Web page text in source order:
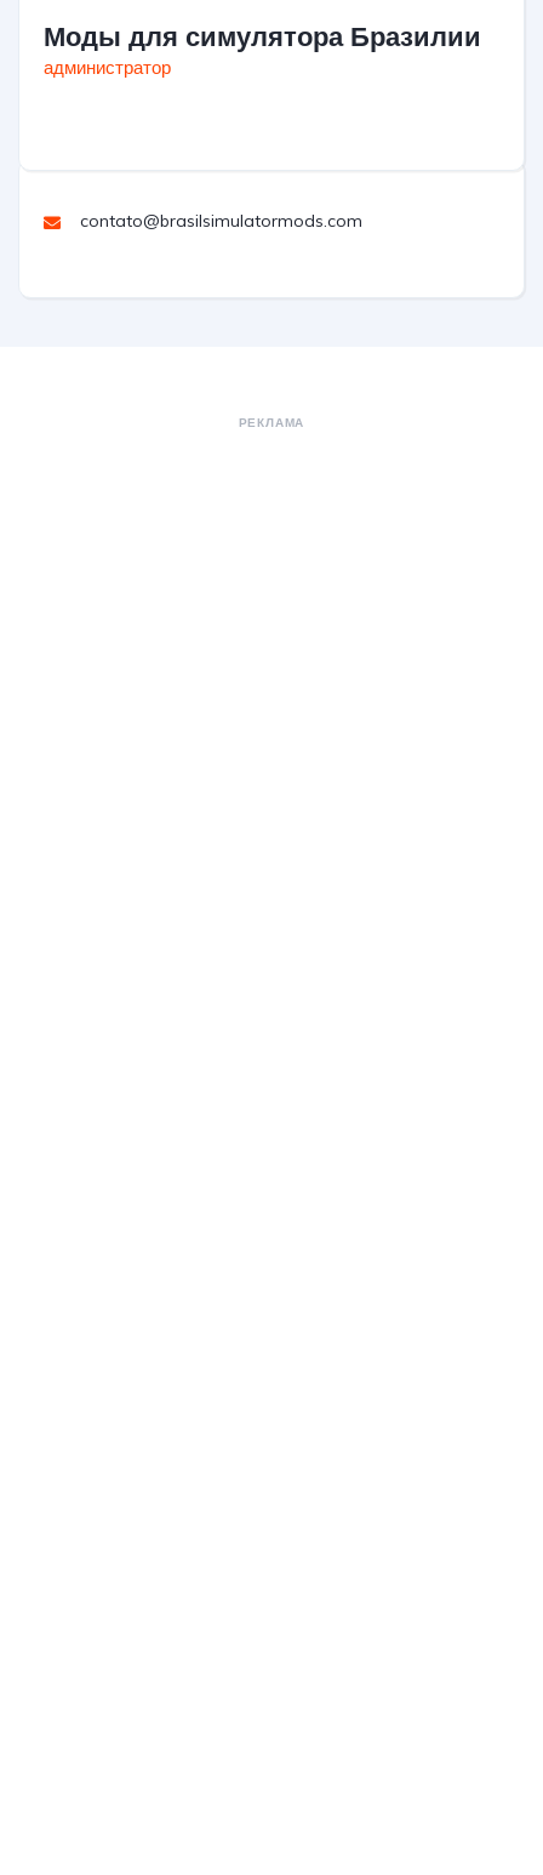
Моды для симулятора Бразилии
администратор
contato@brasilsimulatormods.com
РЕКЛАМА